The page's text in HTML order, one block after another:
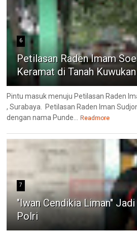
6
Petilasan Raden Imam
Keramat di Tanah Kuwukan
Pintu masuk menuju Petilasan Raden
, Surabaya. Petilasan Raden Iman
dengan nama Punde...
Readmore
7
"Iwan Cendikia Liman"
Polri